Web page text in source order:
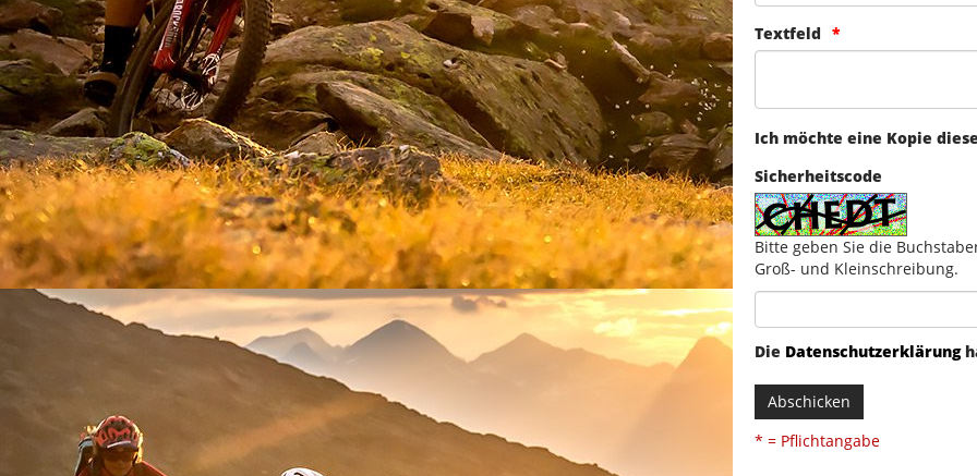
Textfeld
Ich möchte eine Kopie
Sicherheitscode
Bitte geben Sie die
Groß- und Kleinschreibung.
Die Datenschutzerklärung
Abschicken
* = Pflichtangabe